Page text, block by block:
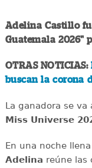
Adelina Castillo
Guatemala 2026"
OTRAS NOTICIAS:
buscan la corona
La ganadora se va
Miss Universe
En una noche
Adelina reúne las